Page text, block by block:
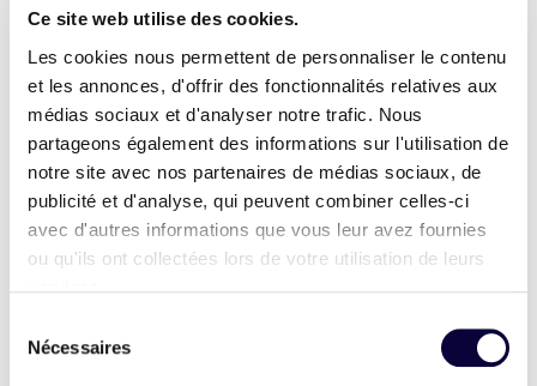
Ce site web utilise des cookies.
Les cookies nous permettent de personnaliser le contenu
et les annonces, d'offrir des fonctionnalités relatives aux
médias sociaux et d'analyser notre trafic. Nous
partageons également des informations sur l'utilisation de
notre site avec nos partenaires de médias sociaux, de
publicité et d'analyse, qui peuvent combiner celles-ci
avec d'autres informations que vous leur avez fournies
ou qu'ils ont collectées lors de votre utilisation de leurs
Nécessaires
Paris.
Les visiteurs et touristes
Les visiteurs et touristes sont encouragés à utiliser les
transports en commun ou à se déplacer à pied pour
explorer l’hypercentre parisien. Cependant, ils peuvent
circuler en voiture dans la ZTL pour rendre visite à un
résident de la zone.
Les entreprises